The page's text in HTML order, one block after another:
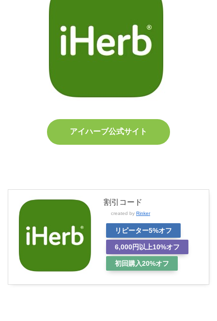
アイハーブ公式サイト
割引コード
created by Rinker
リピーター5%オフ
6,000円以上10%オフ
初回購入20%オフ